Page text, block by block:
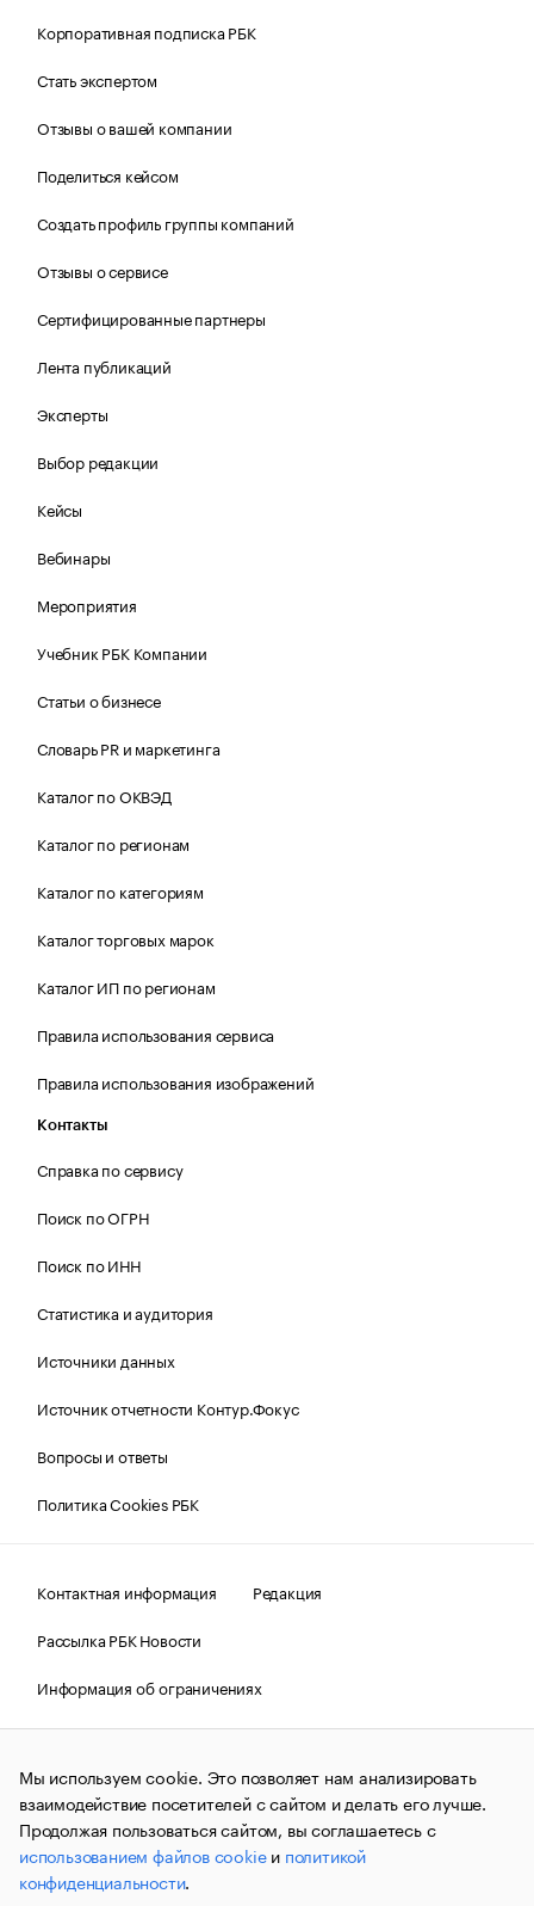
Корпоративная подписка РБК
Стать экспертом
Отзывы о вашей компании
Поделиться кейсом
Создать профиль группы компаний
Отзывы о сервисе
Сертифицированные партнеры
Лента публикаций
Эксперты
Выбор редакции
Кейсы
Вебинары
Мероприятия
Учебник РБК Компании
Статьи о бизнесе
Словарь PR и маркетинга
Каталог по ОКВЭД
Каталог по регионам
Каталог по категориям
Каталог торговых марок
Каталог ИП по регионам
Правила использования сервиса
Правила использования изображений
Контакты
Справка по сервису
Поиск по ОГРН
Поиск по ИНН
Статистика и аудитория
Источники данных
Источник отчетности Контур.Фокус
Вопросы и ответы
Политика Cookies РБК
Контактная информация
Редакция
Рассылка РБК Новости
Информация об ограничениях
Правовая информация
О соблюдении авторских прав
© АО «РОСБИЗНЕСКОНСАЛТИНГ»,1995–2026.Сообщения
и материалы информационного агентства «РБК»
(зарегистрировано Федеральной службой по надзору в сфере
связи, информационных технологий и массовых
коммуникаций (Роскомнадзор) 09.12.2015 за номером ИА
№ФС77-63848) сопровождаются пометкой «РБК». Отдельные
публикации могут содержать информацию,
Мы используем cookie. Это позволяет нам анализировать
взаимодействие посетителей с сайтом и делать его лучше.
Продолжая пользоваться сайтом, вы соглашаетесь с
использованием файлов cookieи политикой
конфиденциальности.